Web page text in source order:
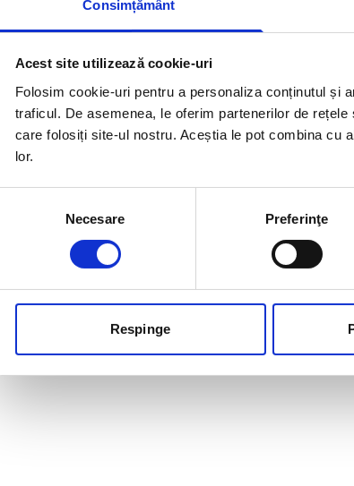
Consimțământ
Acest site utilizează cookie-uri
Folosim cookie-uri pentru a personaliza conținutul și
traficul. De asemenea, le oferim partenerilor de
care folosiți site-ul nostru. Aceștia le pot combina cu
lor.
consimțământului
Necesare Preferinţe
Respinge